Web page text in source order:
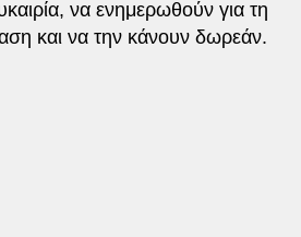
να ενημερωθούν για τη
και να την κάνουν δωρεάν.